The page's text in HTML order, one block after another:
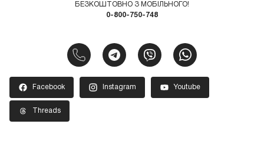
БЕЗКОШТОВНО З МОБІЛЬНОГО!
0-800-750-748
Facebook Instagram Youtube
Threads